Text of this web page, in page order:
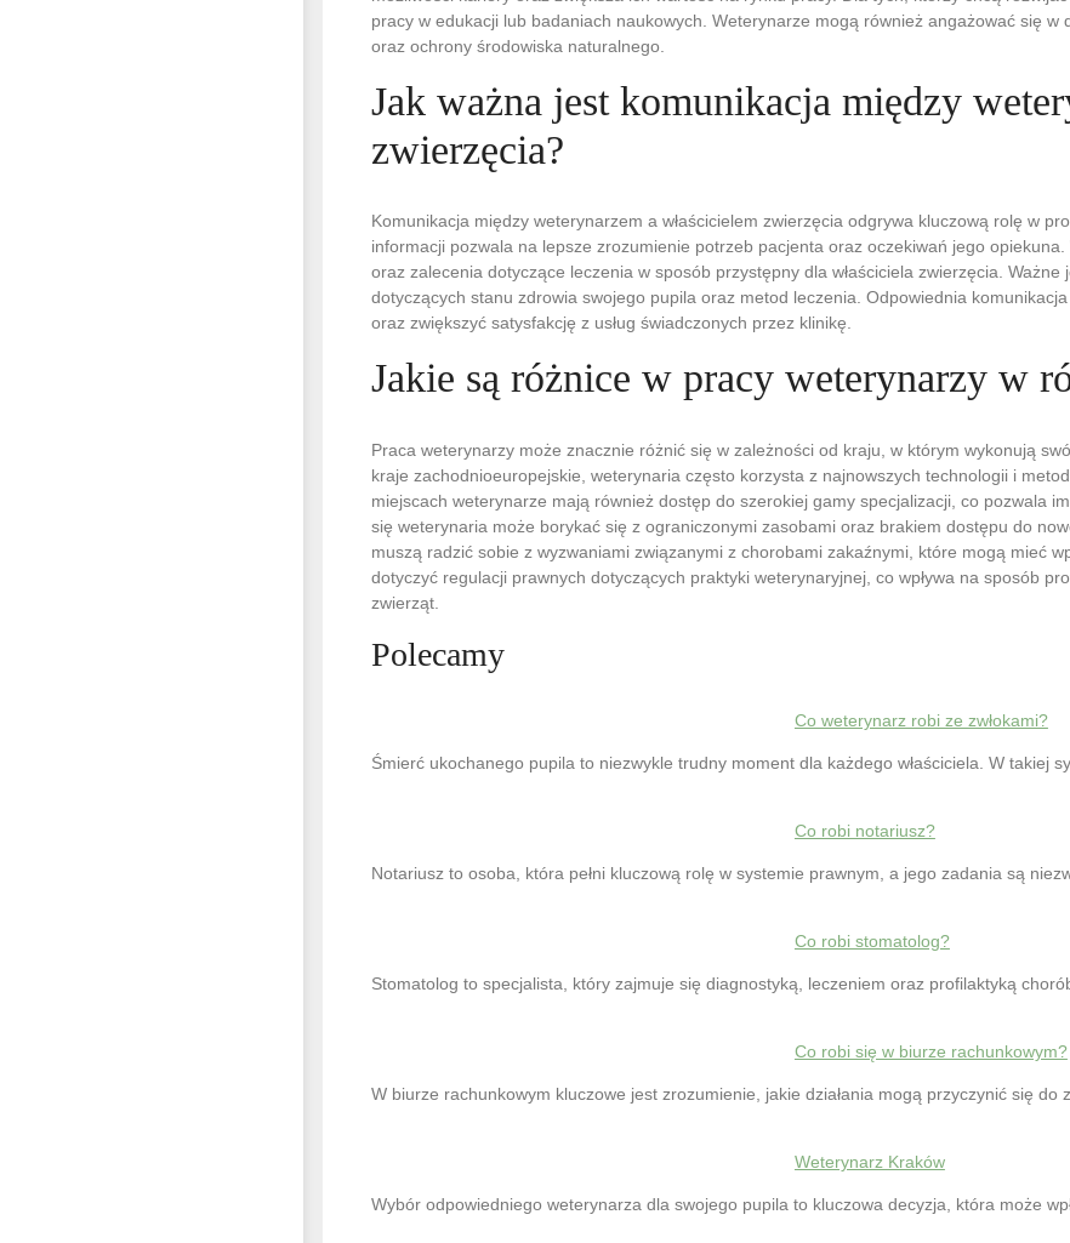
pracy w edukacji lub badaniach naukowych. Weterynarze mogą również angażować się w
oraz ochrony środowiska naturalnego.
Jak ważna jest komunikacja między
zwierzęcia?
Komunikacja między weterynarzem a właścicielem zwierzęcia odgrywa kluczową rolę w
informacji pozwala na lepsze zrozumienie potrzeb pacjenta oraz oczekiwań jego
oraz zalecenia dotyczące leczenia w sposób przystępny dla właściciela zwierzęcia.
dotyczących stanu zdrowia swojego pupila oraz metod leczenia. Odpowiednia
oraz zwiększyć satysfakcję z usług świadczonych przez klinikę.
Jakie są różnice w pracy weterynarzy w
Praca weterynarzy może znacznie różnić się w zależności od kraju, w którym wykonują
kraje zachodnioeuropejskie, weterynaria często korzysta z najnowszych technologii i
miejscach weterynarze mają również dostęp do szerokiej gamy specjalizacji, co pozwala
się weterynaria może borykać się z ograniczonymi zasobami oraz brakiem dostępu do
muszą radzić sobie z wyzwaniami związanymi z chorobami zakaźnymi, które mogą mieć
dotyczyć regulacji prawnych dotyczących praktyki weterynaryjnej, co wpływa na sposób
zwierząt.
Polecamy
Co weterynarz robi ze zwłokami?
Śmierć ukochanego pupila to niezwykle trudny moment dla każdego właściciela. W takiej
Co robi notariusz?
Notariusz to osoba, która pełni kluczową rolę w systemie prawnym, a jego zadania są
Co robi stomatolog?
Stomatolog to specjalista, który zajmuje się diagnostyką, leczeniem oraz profilaktyką
Co robi się w biurze rachunkowym?
W biurze rachunkowym kluczowe jest zrozumienie, jakie działania mogą przyczynić się do
Weterynarz Kraków
Wybór odpowiedniego weterynarza dla swojego pupila to kluczowa decyzja, która może